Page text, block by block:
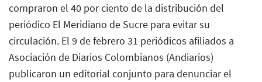
compraron el 40 por ciento de la distribución del
periódico El Meridiano de Sucre para evitar su
circulación. El 9 de febrero 31 periódicos afiliados a
Asociación de Diarios Colombianos (Andiarios)
publicaron un editorial conjunto para denunciar el